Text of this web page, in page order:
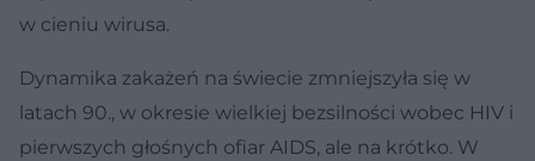
w cieniu wirusa.
Dynamika zakażeń na świecie zmniejszyła się w
latach 90., w okresie wielkiej bezsilności wobec HIV i
pierwszych głośnych ofiar AIDS, ale na krótko. W